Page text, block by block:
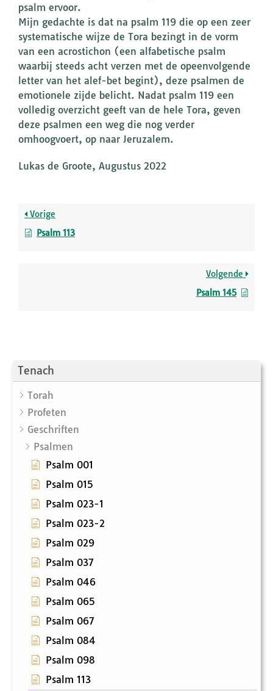
Tenach
Torah
Profeten
Geschriften
Psalmen
Psalm 001
Psalm 015
Psalm 023-1
Psalm 023-2
Psalm 029
Psalm 037
Psalm 046
Psalm 065
Psalm 067
Psalm 084
Psalm 098
Psalm 113
psalm ervoor.
Mijn gedachte is dat na psalm 119 die op een zeer
systematische wijze de Tora bezingt in de vorm
van een acrostichon (een alfabetische psalm
waarbij steeds acht verzen met de opeenvolgende
letter van het alef-bet begint), deze psalmen de
emotionele zijde belicht. Nadat psalm 119 een
volledig overzicht geeft van de hele Tora, geven
deze psalmen een weg die nog verder
omhoogvoert, op naar Jeruzalem.
Lukas de Groote, Augustus 2022
Vorige
Psalm 113
Volgende
Psalm 145